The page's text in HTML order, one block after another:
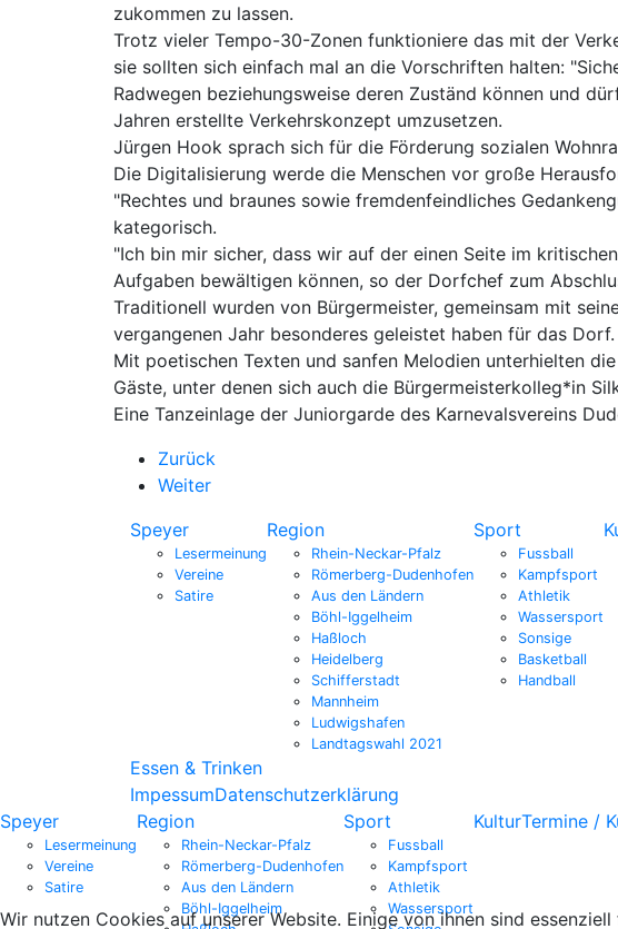
zukommen zu lassen.
Trotz vieler Tempo-30-Zonen funktioniere das mit der
sie sollten sich einfach mal an die Vorschriften halten:
Radwegen beziehungsweise deren Zuständ können und
Jahren erstellte Verkehrskonzept umzusetzen.
Jürgen Hook sprach sich für die Förderung sozialen
Die Digitalisierung werde die Menschen vor große
"Rechtes und braunes sowie fremdenfeindliches
kategorisch.
"Ich bin mir sicher, dass wir auf der einen Seite im
Aufgaben bewältigen können, so der Dorfchef zum
Traditionell wurden von Bürgermeister, gemeinsam mit
vergangenen Jahr besonderes geleistet haben für das
Mit poetischen Texten und sanfen Melodien unterhielten
Gäste, unter denen sich auch die Bürgermeisterkolleg*in
Eine Tanzeinlage der Juniorgarde des Karnevalsvereins
Zurück
Weiter
Speyer
Lesermeinung
Vereine
Satire
Region
Rhein-Neckar-Pfalz
Römerberg-Dudenhofen
Aus den Ländern
Böhl-Iggelheim
Haßloch
Heidelberg
Schifferstadt
Mannheim
Ludwigshafen
Landtagswahl 2021
Sport
Fussball
Kampfsport
Athletik
Wassersport
Sonsige
Basketball
Handball
Essen & Trinken
ImpessumDatenschutzerklärung
Speyer
Lesermeinung
Vereine
Satire
Region
Rhein-Neckar-Pfalz
Römerberg-Dudenhofen
Aus den Ländern
Böhl-Iggelheim
Sport
Fussball
Kampfsport
Athletik
Wassersport
KulturTermine /
Wir nutzen Cookies auf unserer Website. Einige von ihnen sind